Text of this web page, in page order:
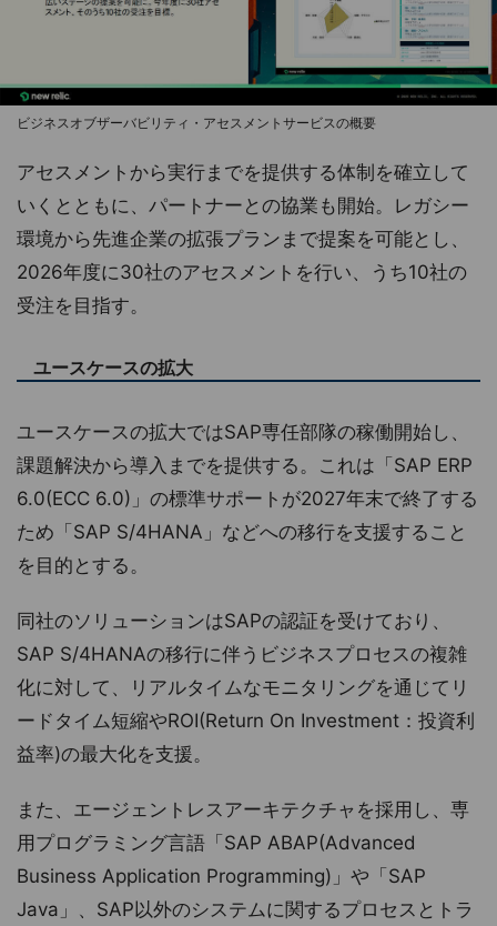
ビジネスオブザーバビリティ・アセスメントサービスの概要
アセスメントから実行までを提供する体制を確立して
いくとともに、パートナーとの協業も開始。レガシー
環境から先進企業の拡張プランまで提案を可能とし、
2026年度に30社のアセスメントを行い、うち10社の
受注を目指す。
ユースケースの拡大
ユースケースの拡大ではSAP専任部隊の稼働開始し、
課題解決から導入までを提供する。これは「SAP ERP
6.0(ECC 6.0)」の標準サポートが2027年末で終了する
ため「SAP S/4HANA」などへの移行を支援すること
を目的とする。
同社のソリューションはSAPの認証を受けており、
SAP S/4HANAの移行に伴うビジネスプロセスの複雑
化に対して、リアルタイムなモニタリングを通じてリ
ードタイム短縮やROI(Return On Investment：投資利
益率)の最大化を支援。
また、エージェントレスアーキテクチャを採用し、専
用プログラミング言語「SAP ABAP(Advanced
Business Application Programming)」や「SAP
Java」、SAP以外のシステムに関するプロセスとトラ